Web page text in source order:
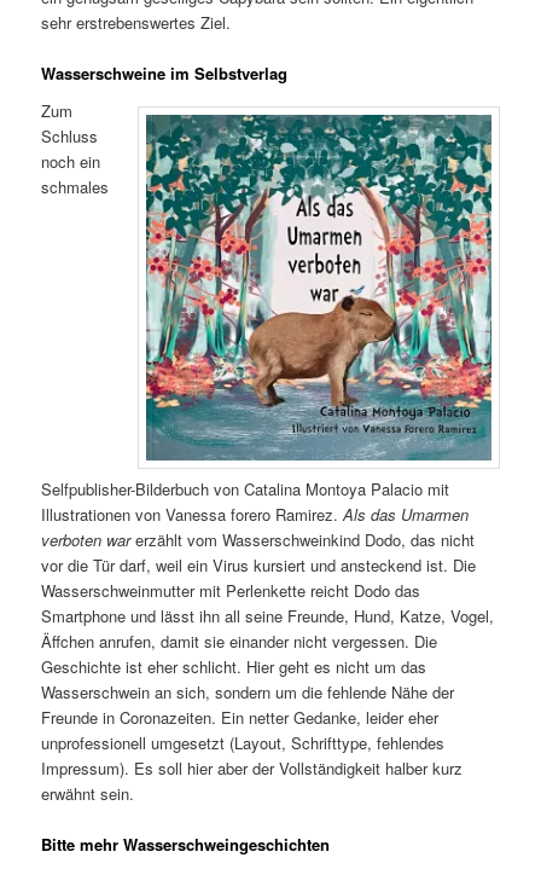
sehr erstrebenswertes Ziel.
Wasserschweine im Selbstverlag
Zum
Schluss
noch ein
schmales
Selfpublisher-Bilderbuch von Catalina Montoya Palacio mit
Illustrationen von Vanessa forero Ramirez.Als das Umarmen
verboten warerzählt vom Wasserschweinkind Dodo, das nicht
vor die Tür darf, weil ein Virus kursiert und ansteckend ist. Die
Wasserschweinmutter mit Perlenkette reicht Dodo das
Smartphone und lässt ihn all seine Freunde, Hund, Katze, Vogel,
Äffchen anrufen, damit sie einander nicht vergessen. Die
Geschichte ist eher schlicht. Hier geht es nicht um das
Wasserschwein an sich, sondern um die fehlende Nähe der
Freunde in Coronazeiten. Ein netter Gedanke, leider eher
unprofessionell umgesetzt (Layout, Schrifttype, fehlendes
Impressum). Es soll hier aber der Vollständigkeit halber kurz
erwähnt sein.
Bitte mehr Wasserschweingeschichten